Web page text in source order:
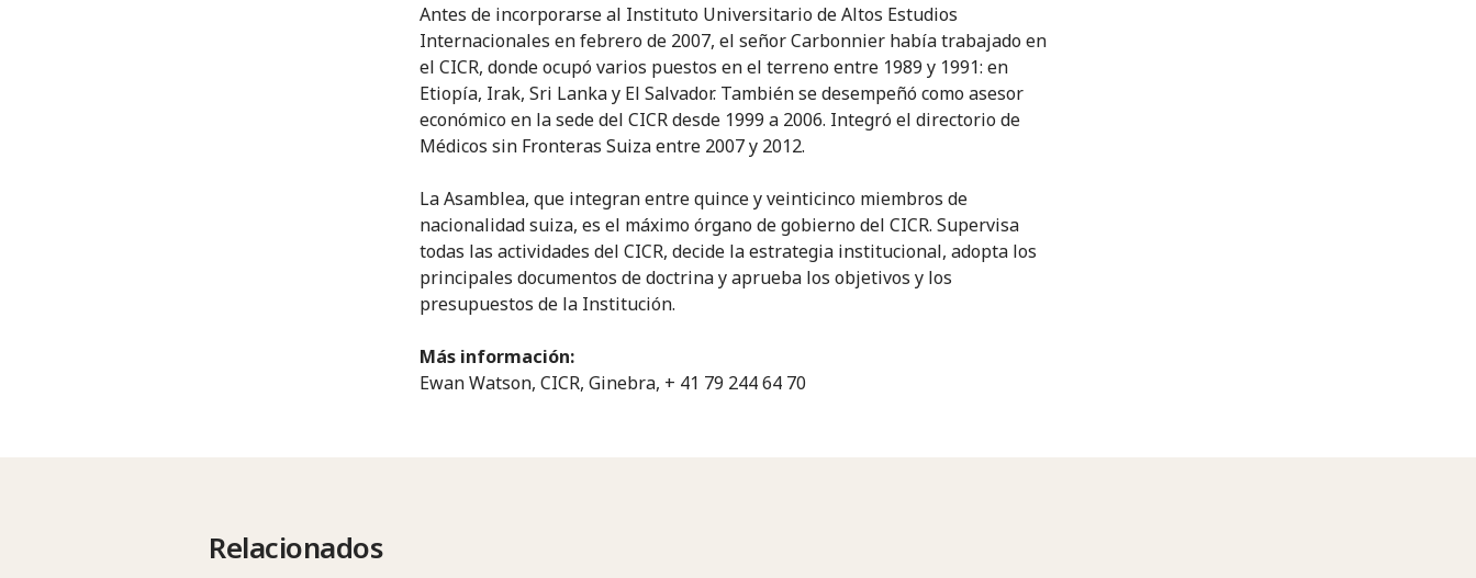
Antes de incorporarse al Instituto Universitario de Altos Estudios
Internacionales en febrero de 2007, el señor Carbonnier había trabajado en
el CICR, donde ocupó varios puestos en el terreno entre 1989 y 1991: en
Etiopía, Irak, Sri Lanka y El Salvador. También se desempeñó como asesor
económico en la sede del CICR desde 1999 a 2006. Integró el directorio de
Médicos sin Fronteras Suiza entre 2007 y 2012.
La Asamblea, que integran entre quince y veinticinco miembros de
nacionalidad suiza, es el máximo órgano de gobierno del CICR. Supervisa
todas las actividades del CICR, decide la estrategia institucional, adopta los
principales documentos de doctrina y aprueba los objetivos y los
presupuestos de la Institución.
Más información:
Ewan Watson, CICR, Ginebra, + 41 79 244 64 70
Relacionados